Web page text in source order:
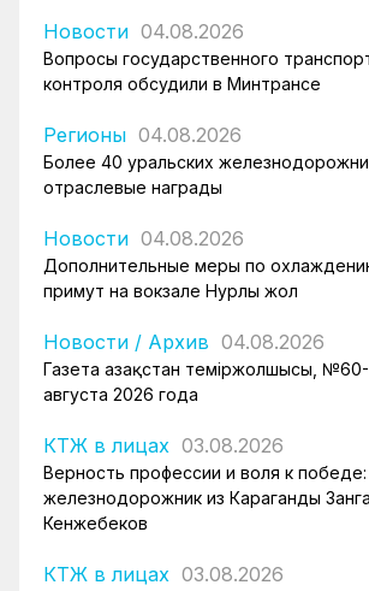
Новости 04.08.2026
Вопросы государственного
контроля обсудили в Минтрансе
Регионы 04.08.2026
Более 40 уральских
отраслевые награды
Новости 04.08.2026
Дополнительные меры по
примут на вокзале Нурлы жол
Новости / Архив 04.08.2026
Газета Қазақстан теміржолшысы,
августа 2026 года
КТЖ в лицах 03.08.2026
Верность профессии и воля к победе:
железнодорожник из Караганды
Кенжебеков
КТЖ в лицах 03.08.2026